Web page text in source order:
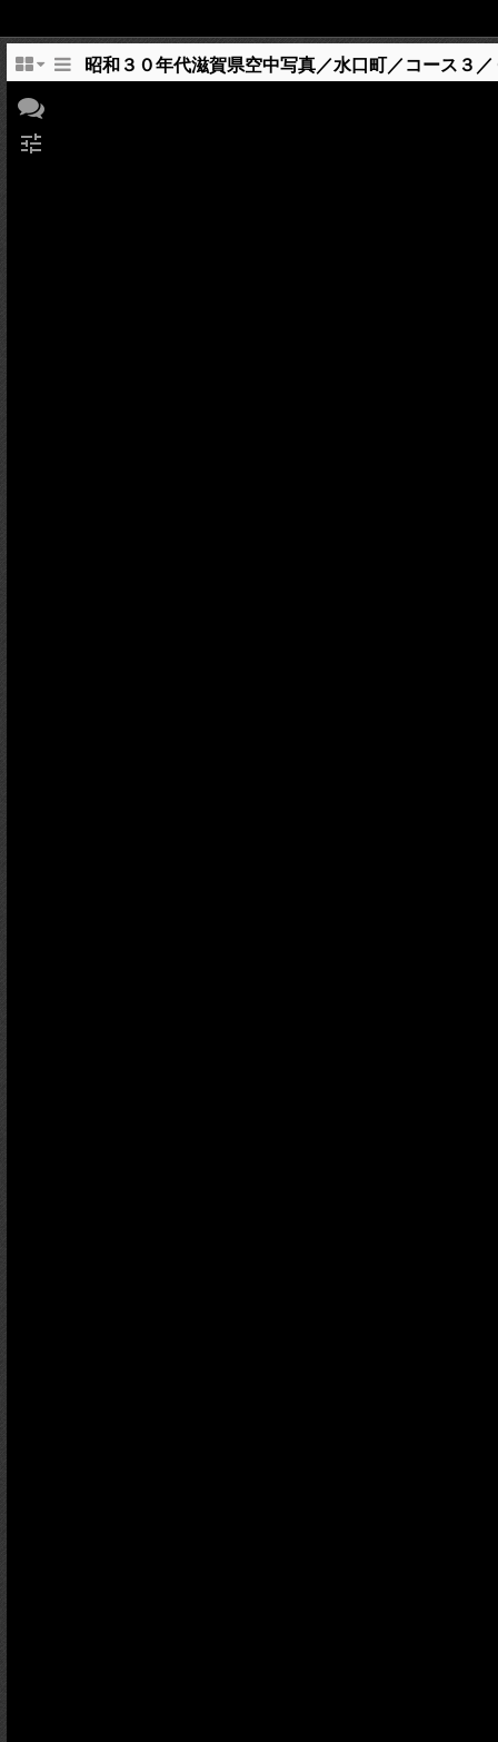
昭和３０年代滋賀県空中写真／水口町／コース３
tune